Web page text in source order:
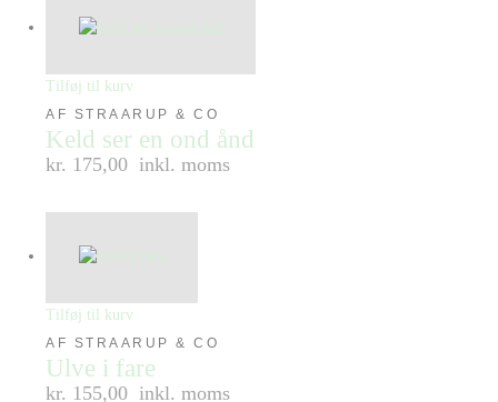
Tilføj til kurv
AF STRAARUP & CO
Keld ser en ond ånd
kr. 175,00 inkl. moms
Tilføj til kurv
AF STRAARUP & CO
Ulve i fare
kr. 155,00 inkl. moms